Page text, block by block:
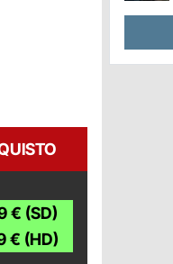
€ (SD)
€ (HD)